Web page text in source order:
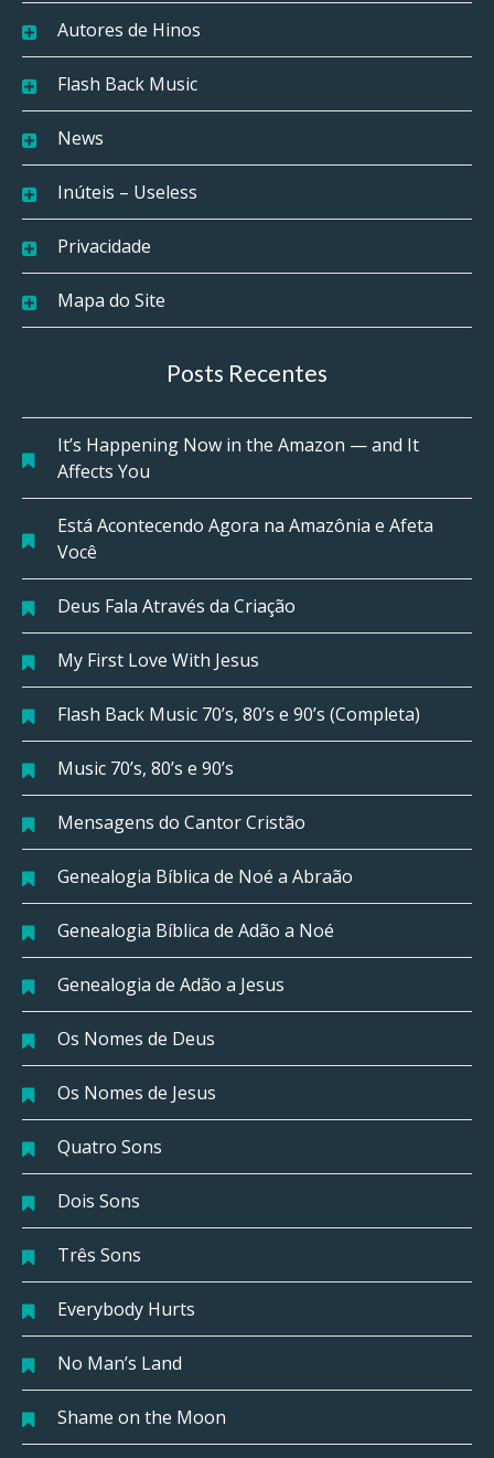
Autores de Hinos
Flash Back Music
News
Inúteis – Useless
Privacidade
Mapa do Site
Posts Recentes
It’s Happening Now in the Amazon — and It
Affects You
Está Acontecendo Agora na Amazônia e Afeta
Você
Deus Fala Através da Criação
My First Love With Jesus
Flash Back Music 70’s, 80’s e 90’s (Completa)
Music 70’s, 80’s e 90’s
Mensagens do Cantor Cristão
Genealogia Bíblica de Noé a Abraão
Genealogia Bíblica de Adão a Noé
Genealogia de Adão a Jesus
Os Nomes de Deus
Os Nomes de Jesus
Quatro Sons
Dois Sons
Três Sons
Everybody Hurts
No Man’s Land
Shame on the Moon